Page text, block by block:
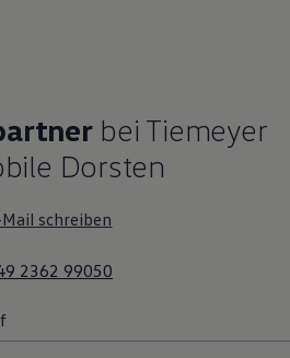
bei Tiemeyer
Dorsten
schreiben
2362 99050